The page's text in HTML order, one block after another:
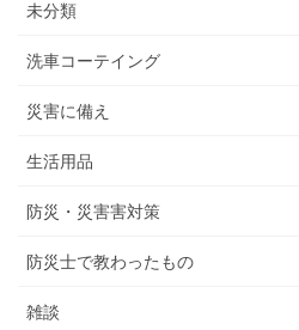
未分類
洗車コーテイング
災害に備え
生活用品
防災・災害害対策
防災士で教わったもの
雑談